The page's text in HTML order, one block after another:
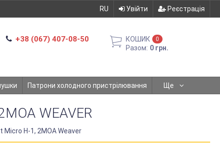
RU Увійти Реєстрація
+38 (067) 407-08-50 КОШИК 0
Разом: 0 грн.
Патрони холодного пристрілювання Ще
WEAVER
Micro H-1, 2MOA Weaver